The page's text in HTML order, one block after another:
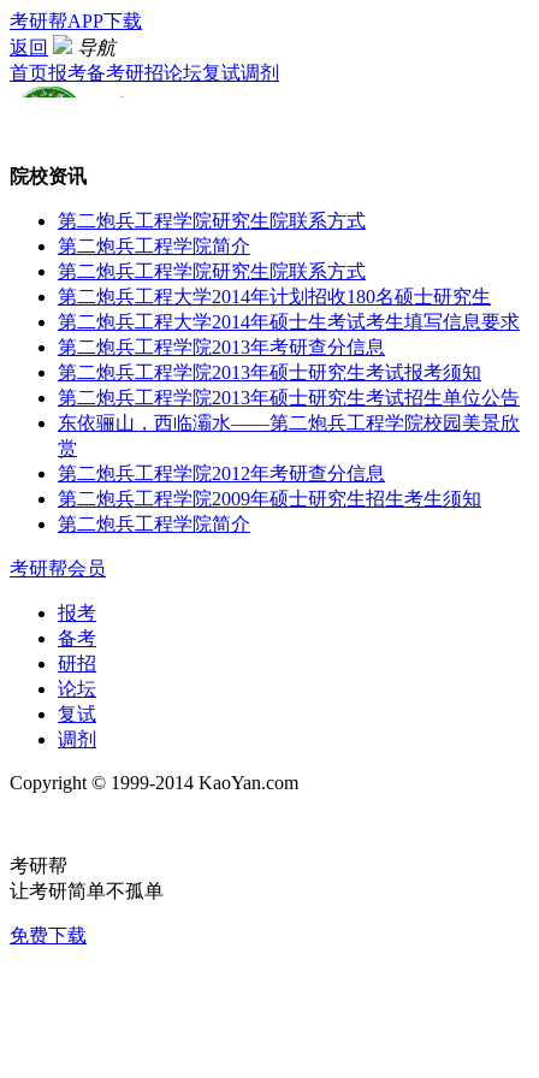
考研帮APP下载
返回
导航
首页报考备考研招论坛复试调剂
院校资讯
第二炮兵工程学院研究生院联系方式
第二炮兵工程学院简介
第二炮兵工程学院研究生院联系方式
第二炮兵工程大学2014年计划招收180名硕士研究生
第二炮兵工程大学2014年硕士生考试考生填写信息要求
第二炮兵工程学院2013年考研查分信息
第二炮兵工程学院2013年硕士研究生考试报考须知
第二炮兵工程学院2013年硕士研究生考试招生单位公告
东依骊山，西临灞水——第二炮兵工程学院校园美景欣
赏
第二炮兵工程学院2012年考研查分信息
第二炮兵工程学院2009年硕士研究生招生考生须知
第二炮兵工程学院简介
考研帮会员
报考
备考
研招
论坛
复试
调剂
Copyright © 1999-2014 KaoYan.com
考研帮
让考研简单不孤单
免费下载